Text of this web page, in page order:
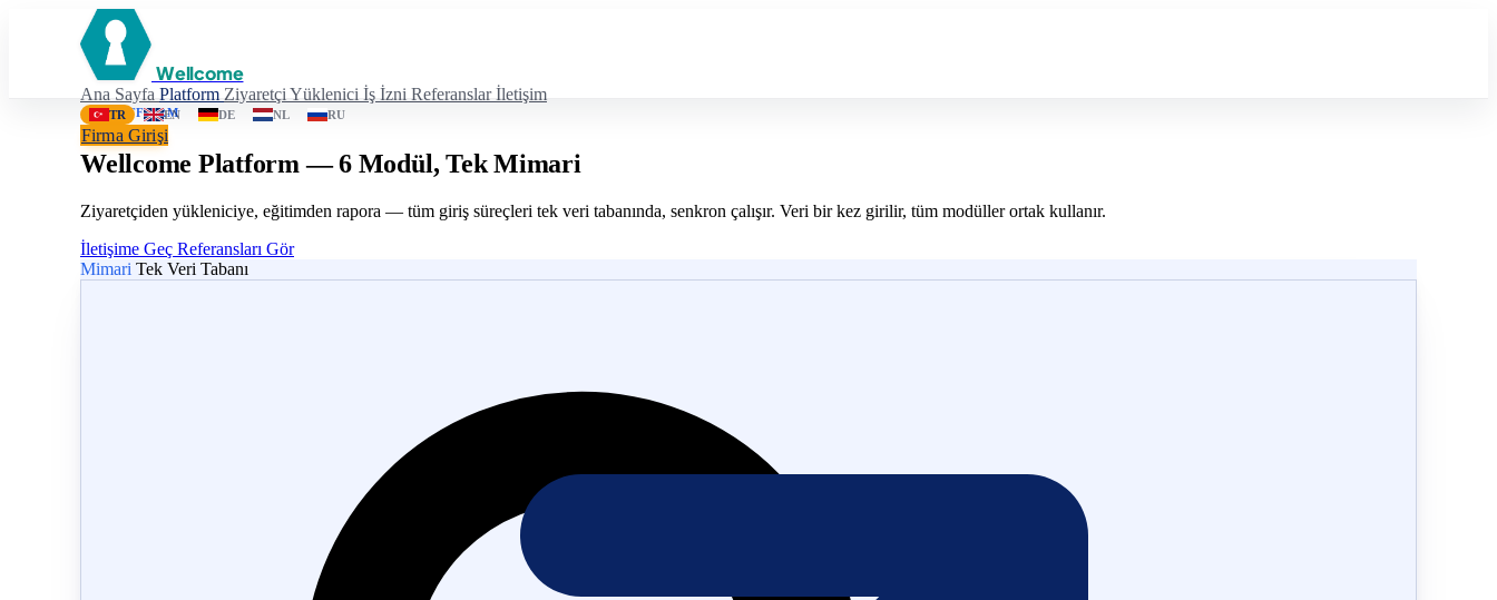
Wellcome
Ana Sayfa Platform Ziyaretçi Yüklenici İş İzni Referanslarİletişim
TR EN DE NL RU
Firma Girişi
PLATFORM
Wellcome Platform — 6 Modül, Tek Mimari
Ziyaretçiden yükleniciye, eğitimden rapora — tüm giriş süreçleri tek veri tabanında, senkron çalışır. Veri bir kez girilir, tüm modüller ortak kullanır.
İletişime Geç Referansları Gör
Mimari Tek Veri Tabanı